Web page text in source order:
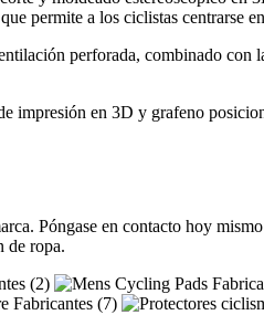
permite a los ciclistas centrarse
perforada, combinado
impresión en 3D y grafeno
Póngase en contacto hoy
de ropa.